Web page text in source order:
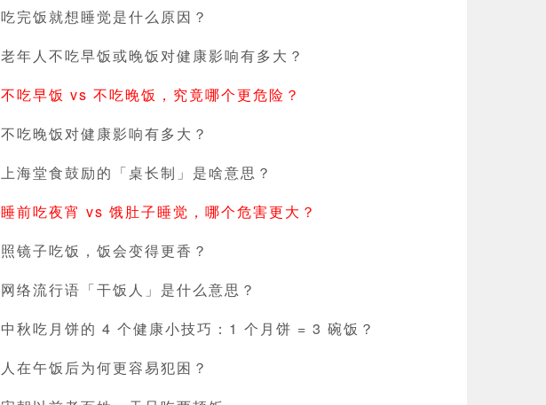
吃完饭就想睡觉是什么原因？
老年人不吃早饭或晚饭对健康影响有多大？
不吃早饭 vs 不吃晚饭，究竟哪个更危险？
不吃晚饭对健康影响有多大？
上海堂食鼓励的「桌长制」是啥意思？
睡前吃夜宵 vs 饿肚子睡觉，哪个危害更大？
照镜子吃饭，饭会变得更香？
网络流行语「干饭人」是什么意思？
中秋吃月饼的 4 个健康小技巧：1 个月饼 = 3 碗饭？
人在午饭后为何更容易犯困？